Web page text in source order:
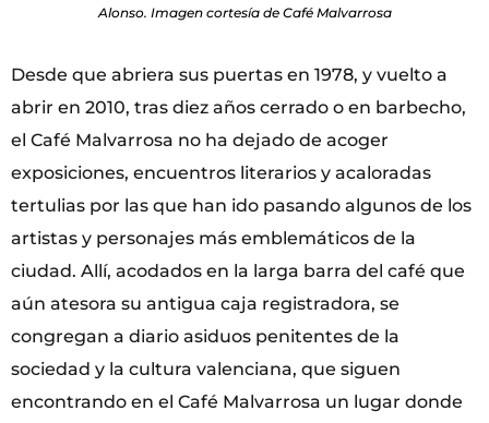
Alonso. Imagen cortesía de Café Malvarrosa
Desde que abriera sus puertas en 1978, y vuelto a
abrir en 2010, tras diez años cerrado o en barbecho,
el Café Malvarrosa no ha dejado de acoger
exposiciones, encuentros literarios y acaloradas
tertulias por las que han ido pasando algunos de los
artistas y personajes más emblemáticos de la
ciudad. Allí, acodados en la larga barra del café que
aún atesora su antigua caja registradora, se
congregan a diario asiduos penitentes de la
sociedad y la cultura valenciana, que siguen
encontrando en el Café Malvarrosa un lugar donde